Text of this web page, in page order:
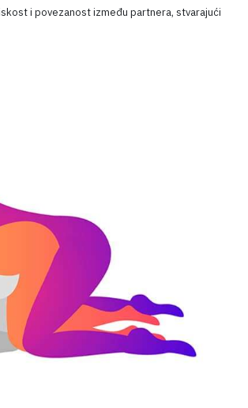
i povezanost između partnera, stvarajući